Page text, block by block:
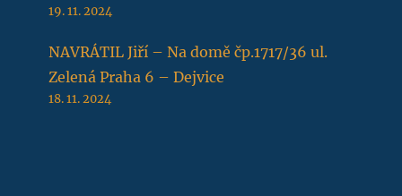
19. 11. 2024
NAVRÁTIL Jiří – Na domě čp.1717/36 ul.
Zelená Praha 6 – Dejvice
18. 11. 2024